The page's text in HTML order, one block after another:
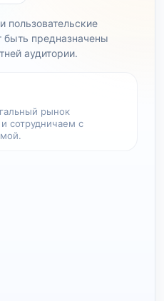
пользовательские
быть предназначены
аудитории.
рынок
сотрудничаем с